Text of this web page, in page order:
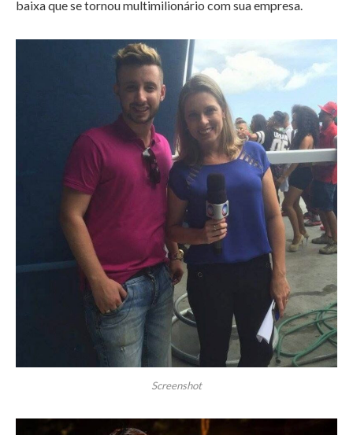
baixa que se tornou multimilionário com sua empresa.
Screenshot